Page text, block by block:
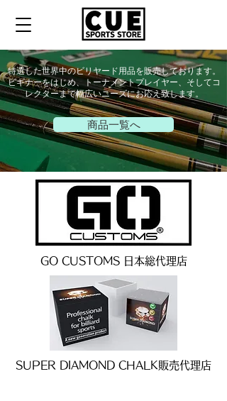
特選した世界中のビリヤード用品を販売しております。
ビギナーをはじめ、トーナメントプレイヤー、そしてコ
レクターまで幅広いニーズにお応え致します。
商品一覧へ
GO CUSTOMS 日本総代理店
SUPER DIAMOND CHALK販売代理店